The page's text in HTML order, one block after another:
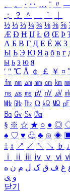
、
。 · ‥ … ¨ 〃
；
？ ＾ ｀
½ ⅓ ⅔ ¼ ¾ ⅛ ⅜ ⅝
Æ Ð Ħ Ĳ Ł Ø Œ Þ
А Б В Г Д Е Ё Ж З
Ы Ь Э Ю Я а б в г
ы ь э ю я
′ ″ ℃ Å ￠ ￡ ￥ ¤
㎙ ㎚ ㎛ ㎜ ㎝ ㎞
㎱ ㎲ ㎳ ㎴ ㎵ ㎶
㎒ ㎓ ㎔ Ω ㏀ ㏁ ㎊
㏃ ㏉ ㏜ ㏆
§ ※ ☆ ★ ○ ● ◎
♠ ♡ ♥ ♧ ♣ ⊙ ◈ ▣
‡ ↕ ↗ ↙ ↖ ↘ ♭ ♩
ⅰ
ⅱ ⅲ ⅳ ⅴ ⅵ
غ ف ق ک ل م ن ه
و ی
닫기